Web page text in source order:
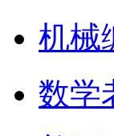
机械
数学